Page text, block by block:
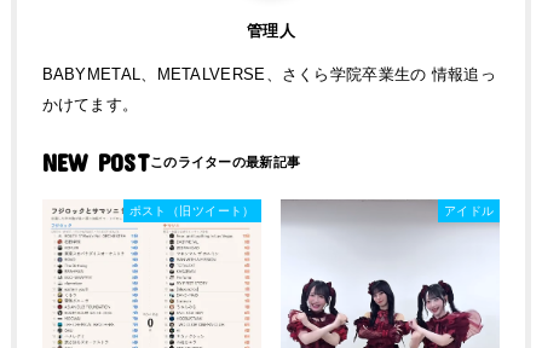
管理人
BABYMETAL、METALVERSE、さくら学院卒業生の 情報追っ
かけてます。
NEW POST
ポスト（旧ツイート） アイドル